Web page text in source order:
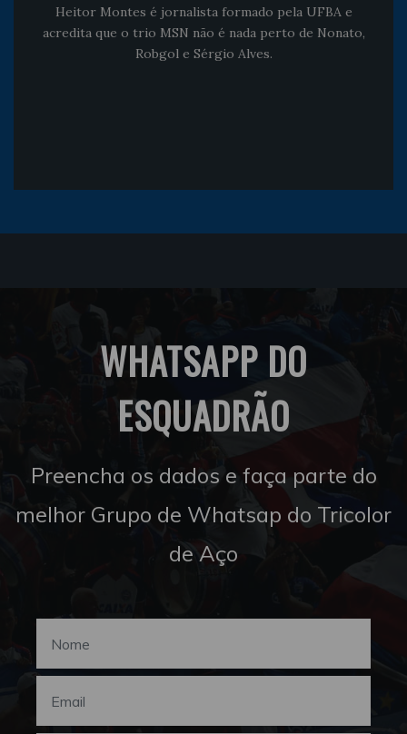
Heitor Montes é jornalista formado pela UFBA e
acredita que o trio MSN não é nada perto de Nonato,
Robgol e Sérgio Alves.
WHATSAPP DO
ESQUADRÃO
Preencha os dados e faça parte do
melhor Grupo de Whatsap do Tricolor
de Aço